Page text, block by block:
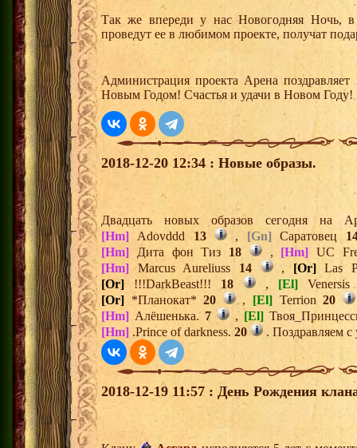
Так же впереди у нас Новогодняя Ночь,
проведут ее в любимом проекте, получат
Администрация проекта Арена
Новым Годом! Счастья и удачи в Новом Году!
2018-12-20 12:34 : Новые образы.
Двадцать новых образов сегодня на
[Hm] Adovddd 13 , [Gn] Саратовец
[Hm] Дита фон Тиз 18 , [Hm] UC
[Hm] Marcus Aureliuss 14 , [Or]Las
[Or] !!!DarkBeast!!! 18 , [El]
[Or] *Планокат*20 , [El] Terrion20
[Hm] Алёшенька. 7 , [El]
[Hm] .Prince of darkness. 20 . Поздравляем
2018-12-19 11:57 : День Рождения